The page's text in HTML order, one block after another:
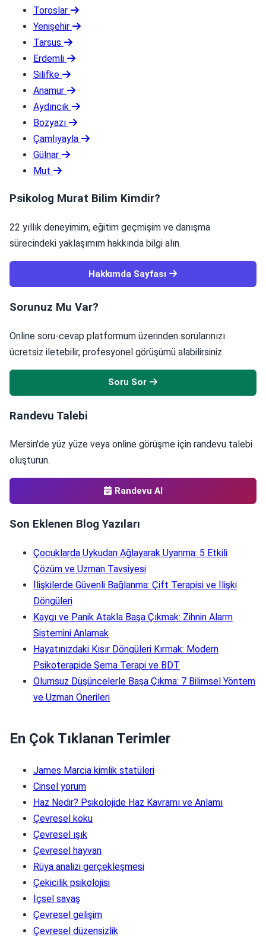
Toroslar
Yenişehir
Tarsus
Erdemli
Silifke
Anamur
Aydıncık
Bozyazı
Çamlıyayla
Gülnar
Mut
Psikolog Murat Bilim Kimdir?
22 yıllık deneyimim, eğitim geçmişim ve danışma
sürecindeki yaklaşımım hakkında bilgi alın.
Hakkımda Sayfası
Sorunuz Mu Var?
Online soru-cevap platformum üzerinden sorularınızı
ücretsiz iletebilir, profesyonel görüşümü alabilirsiniz.
Soru Sor
Randevu Talebi
Mersin'de yüz yüze veya online görüşme için randevu talebi
oluşturun.
Randevu Al
Son Eklenen Blog Yazıları
Çocuklarda Uykudan Ağlayarak Uyanma: 5 Etkili
Çözüm ve Uzman Tavsiyesi
İlişkilerde Güvenli Bağlanma: Çift Terapisi ve İlişki
Döngüleri
Kaygı ve Panik Atakla Başa Çıkmak: Zihnin Alarm
Sistemini Anlamak
Hayatınızdaki Kısır Döngüleri Kırmak: Modern
Psikoterapide Şema Terapi ve BDT
Olumsuz Düşüncelerle Başa Çıkma: 7 Bilimsel Yöntem
ve Uzman Önerileri
En Çok Tıklanan Terimler
James Marcia kimlik statüleri
Cinsel yorum
Haz Nedir? Psikolojide Haz Kavramı ve Anlamı
Çevresel koku
Çevresel ışık
Çevresel hayvan
Rüya analizi gerçekleşmesi
Çekicilik psikolojisi
İçsel savaş
Çevresel gelişim
Çevresel düzensizlik